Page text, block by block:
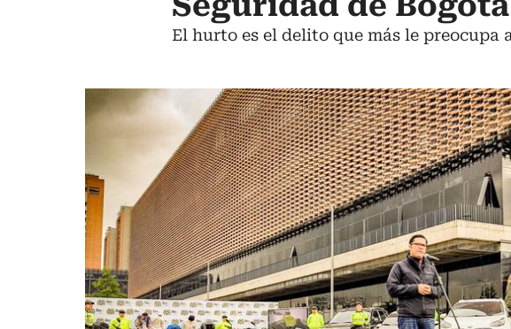
El hurto es el delito que más le preocupa